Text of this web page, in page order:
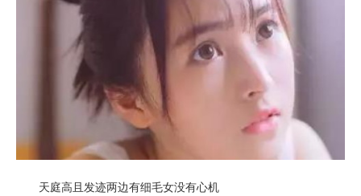
天庭高且发迹两边有细毛女没有心机